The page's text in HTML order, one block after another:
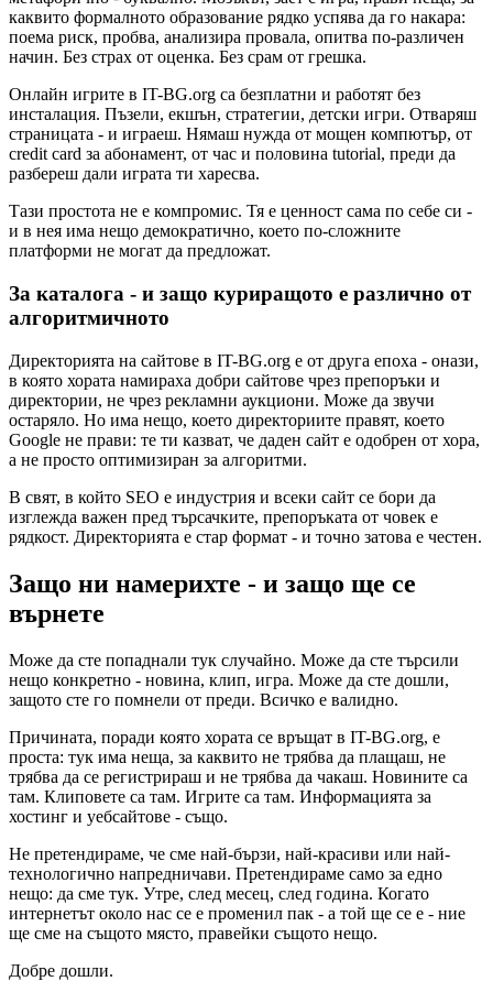
каквито формалното образование рядко успява да го накара:
поема риск, пробва, анализира провала, опитва по-различен
начин. Без страх от оценка. Без срам от грешка.
Онлайн игрите в IT-BG.org са безплатни и работят без
инсталация. Пъзели, екшън, стратегии, детски игри. Отваряш
страницата - и играеш. Нямаш нужда от мощен компютър, от
credit card за абонамент, от час и половина tutorial, преди да
разбереш дали играта ти харесва.
Тази простота не е компромис. Тя е ценност сама по себе си -
и в нея има нещо демократично, което по-сложните
платформи не могат да предложат.
За каталога - и защо куриращото е различно от
алгоритмичното
Директорията на сайтове в IT-BG.org е от друга епоха - онази,
в която хората намираха добри сайтове чрез препоръки и
директории, не чрез рекламни аукциони. Може да звучи
остаряло. Но има нещо, което директориите правят, което
Google не прави: те ти казват, че даден сайт е одобрен от хора,
а не просто оптимизиран за алгоритми.
В свят, в който SEO е индустрия и всеки сайт се бори да
изглежда важен пред търсачките, препоръката от човек е
рядкост. Директорията е стар формат - и точно затова е честен.
Защо ни намерихте - и защо ще се
върнете
Може да сте попаднали тук случайно. Може да сте търсили
нещо конкретно - новина, клип, игра. Може да сте дошли,
защото сте го помнели от преди. Всичко е валидно.
Причината, поради която хората се връщат в IT-BG.org, е
проста: тук има неща, за каквито не трябва да плащаш, не
трябва да се регистрираш и не трябва да чакаш. Новините са
там. Клиповете са там. Игрите са там. Информацията за
хостинг и уебсайтове - също.
Не претендираме, че сме най-бързи, най-красиви или най-
технологично напредничави. Претендираме само за едно
нещо: да сме тук. Утре, след месец, след година. Когато
интернетът около нас се е променил пак - а той ще се е - ние
ще сме на същото място, правейки същото нещо.
Добре дошли.